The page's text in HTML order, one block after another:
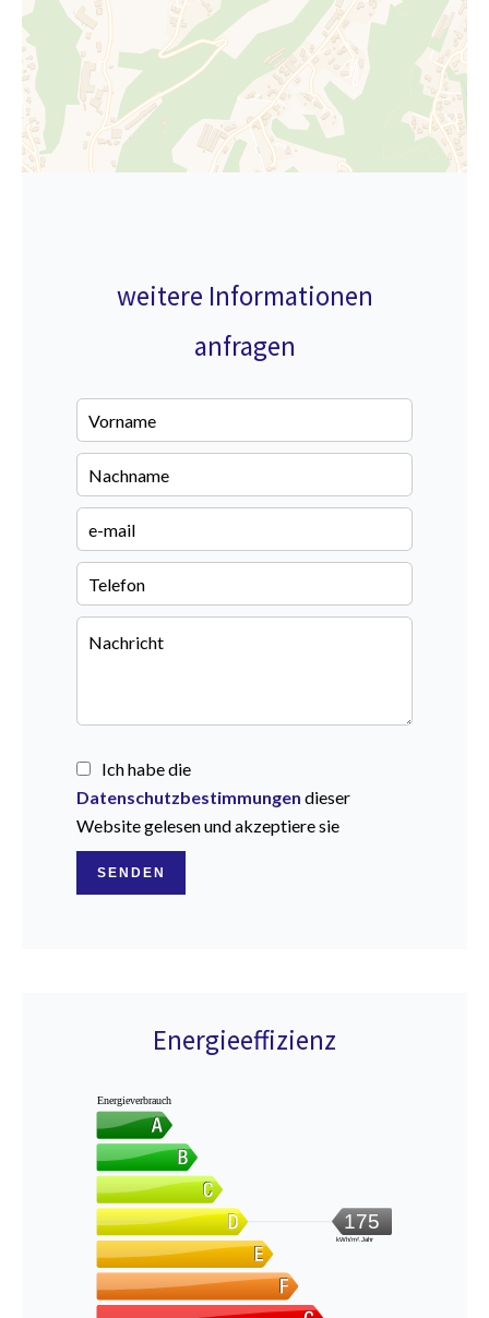
weitere Informationen
anfragen
Ich habe die
Datenschutzbestimmungen dieser
Website gelesen und akzeptiere sie
SENDEN
Energieeffizienz
Energieverbrauch
175
kWh/m².Jahr